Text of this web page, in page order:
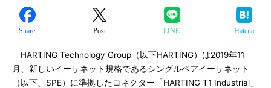
Share Post LINE Hatena
HARTING Technology Group（以下HARTING）は2019年11
月、新しいイーサネット規格であるシングルペアイーサネット
（以下、SPE）に準拠したコネクター「HARTING T1 Industrial」